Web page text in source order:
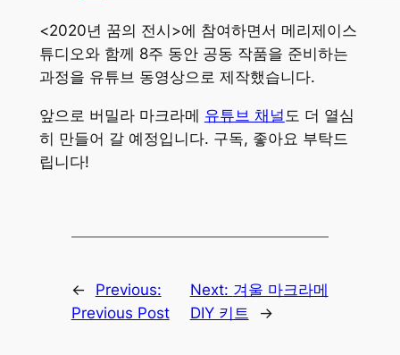
<2020년 꿈의 전시>에 참여하면서 메리제이스
튜디오와 함께 8주 동안 공동 작품을 준비하는
과정을 유튜브 동영상으로 제작했습니다.
앞으로 버밀라 마크라메 유튜브 채널도 더 열심
히 만들어 갈 예정입니다. 구독, 좋아요 부탁드
립니다!
←
Previous:
Previous Post
Next: 겨울 마크라메
DIY 키트
→